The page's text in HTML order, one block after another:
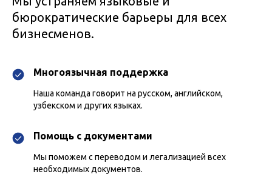
бюрократические барьеры для всех
бизнесменов.
Многоязычная поддержка
Наша команда говорит на русском, английском,
узбекском и других языках.
Помощь с документами
Мы поможем с переводом и легализацией всех
необходимых документов.